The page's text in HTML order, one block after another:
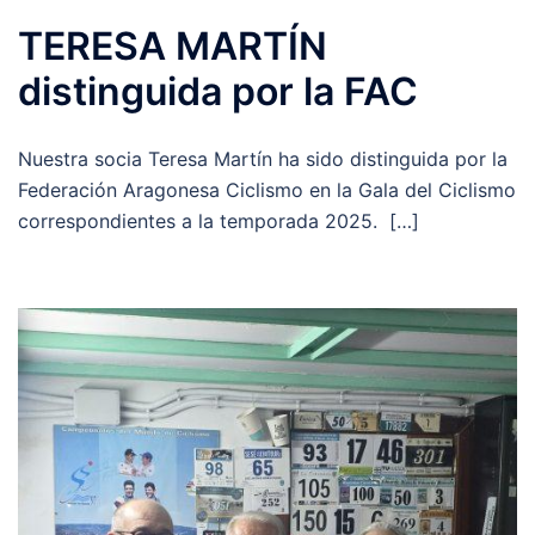
TERESA MARTÍN
distinguida por la FAC
Nuestra socia Teresa Martín ha sido distinguida por la
Federación Aragonesa Ciclismo en la Gala del Ciclismo
correspondientes a la temporada 2025. […]